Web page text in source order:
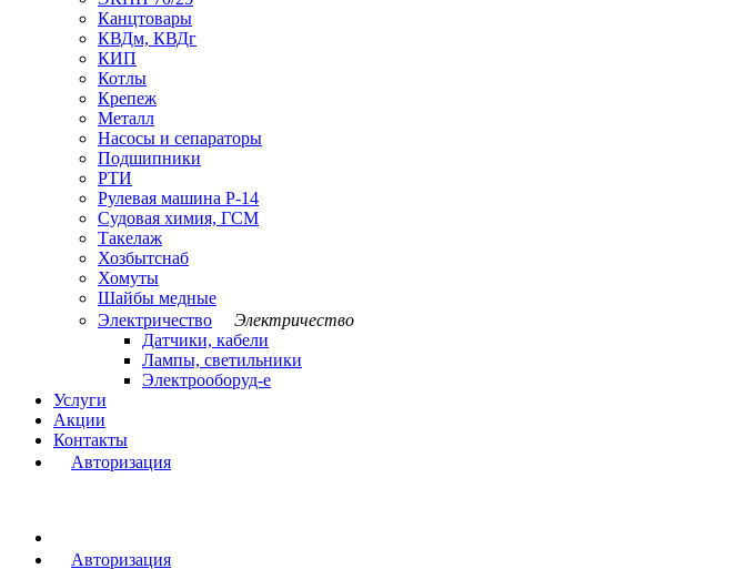
Канцтовары
КВДм, КВДг
КИП
Котлы
Крепеж
Металл
Насосы и сепараторы
Подшипники
РТИ
Рулевая машина Р-14
Судовая химия, ГСМ
Такелаж
Хозбытснаб
Хомуты
Шайбы медные
Электричество
Электричество
Датчики, кабели
Лампы, светильники
Электрооборуд-е
Услуги
Акции
Контакты
Авторизация
Авторизация